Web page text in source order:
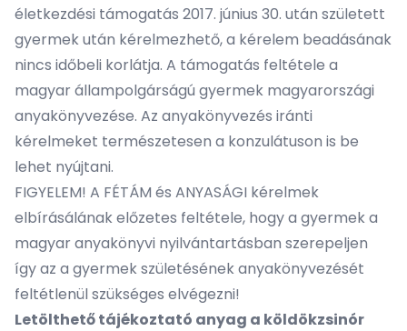
életkezdési támogatás 2017. június 30. után született
gyermek után kérelmezhető, a kérelem beadásának
nincs időbeli korlátja. A támogatás feltétele a
magyar állampolgárságú gyermek magyarországi
anyakönyvezése. Az anyakönyvezés iránti
kérelmeket természetesen a konzulátuson is be
lehet nyújtani.
FIGYELEM! A FÉTÁM és ANYASÁGI kérelmek
elbírásálának előzetes feltétele, hogy a gyermek a
magyar anyakönyvi nyilvántartásban szerepeljen
így az a gyermek születésének anyakönyvezését
feltétlenül szükséges elvégezni!
Letölthető tájékoztató anyag a köldökzsinór